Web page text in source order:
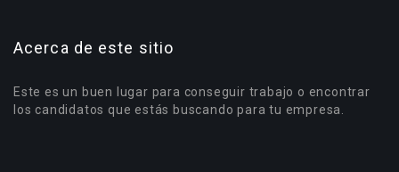
Acerca de este sitio
Este es un buen lugar para conseguir trabajo o encontrar
los candidatos que estás buscando para tu empresa.